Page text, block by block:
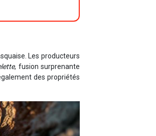
Les producteurs
, fusion surprenante
des propriétés